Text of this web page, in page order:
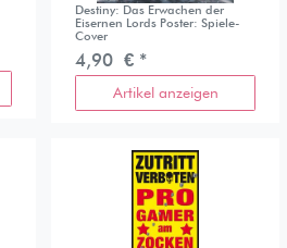
Destiny: Das Erwachen der
Eisernen Lords Poster: Spiele-
Cover
4,90 € *
Artikel anzeigen